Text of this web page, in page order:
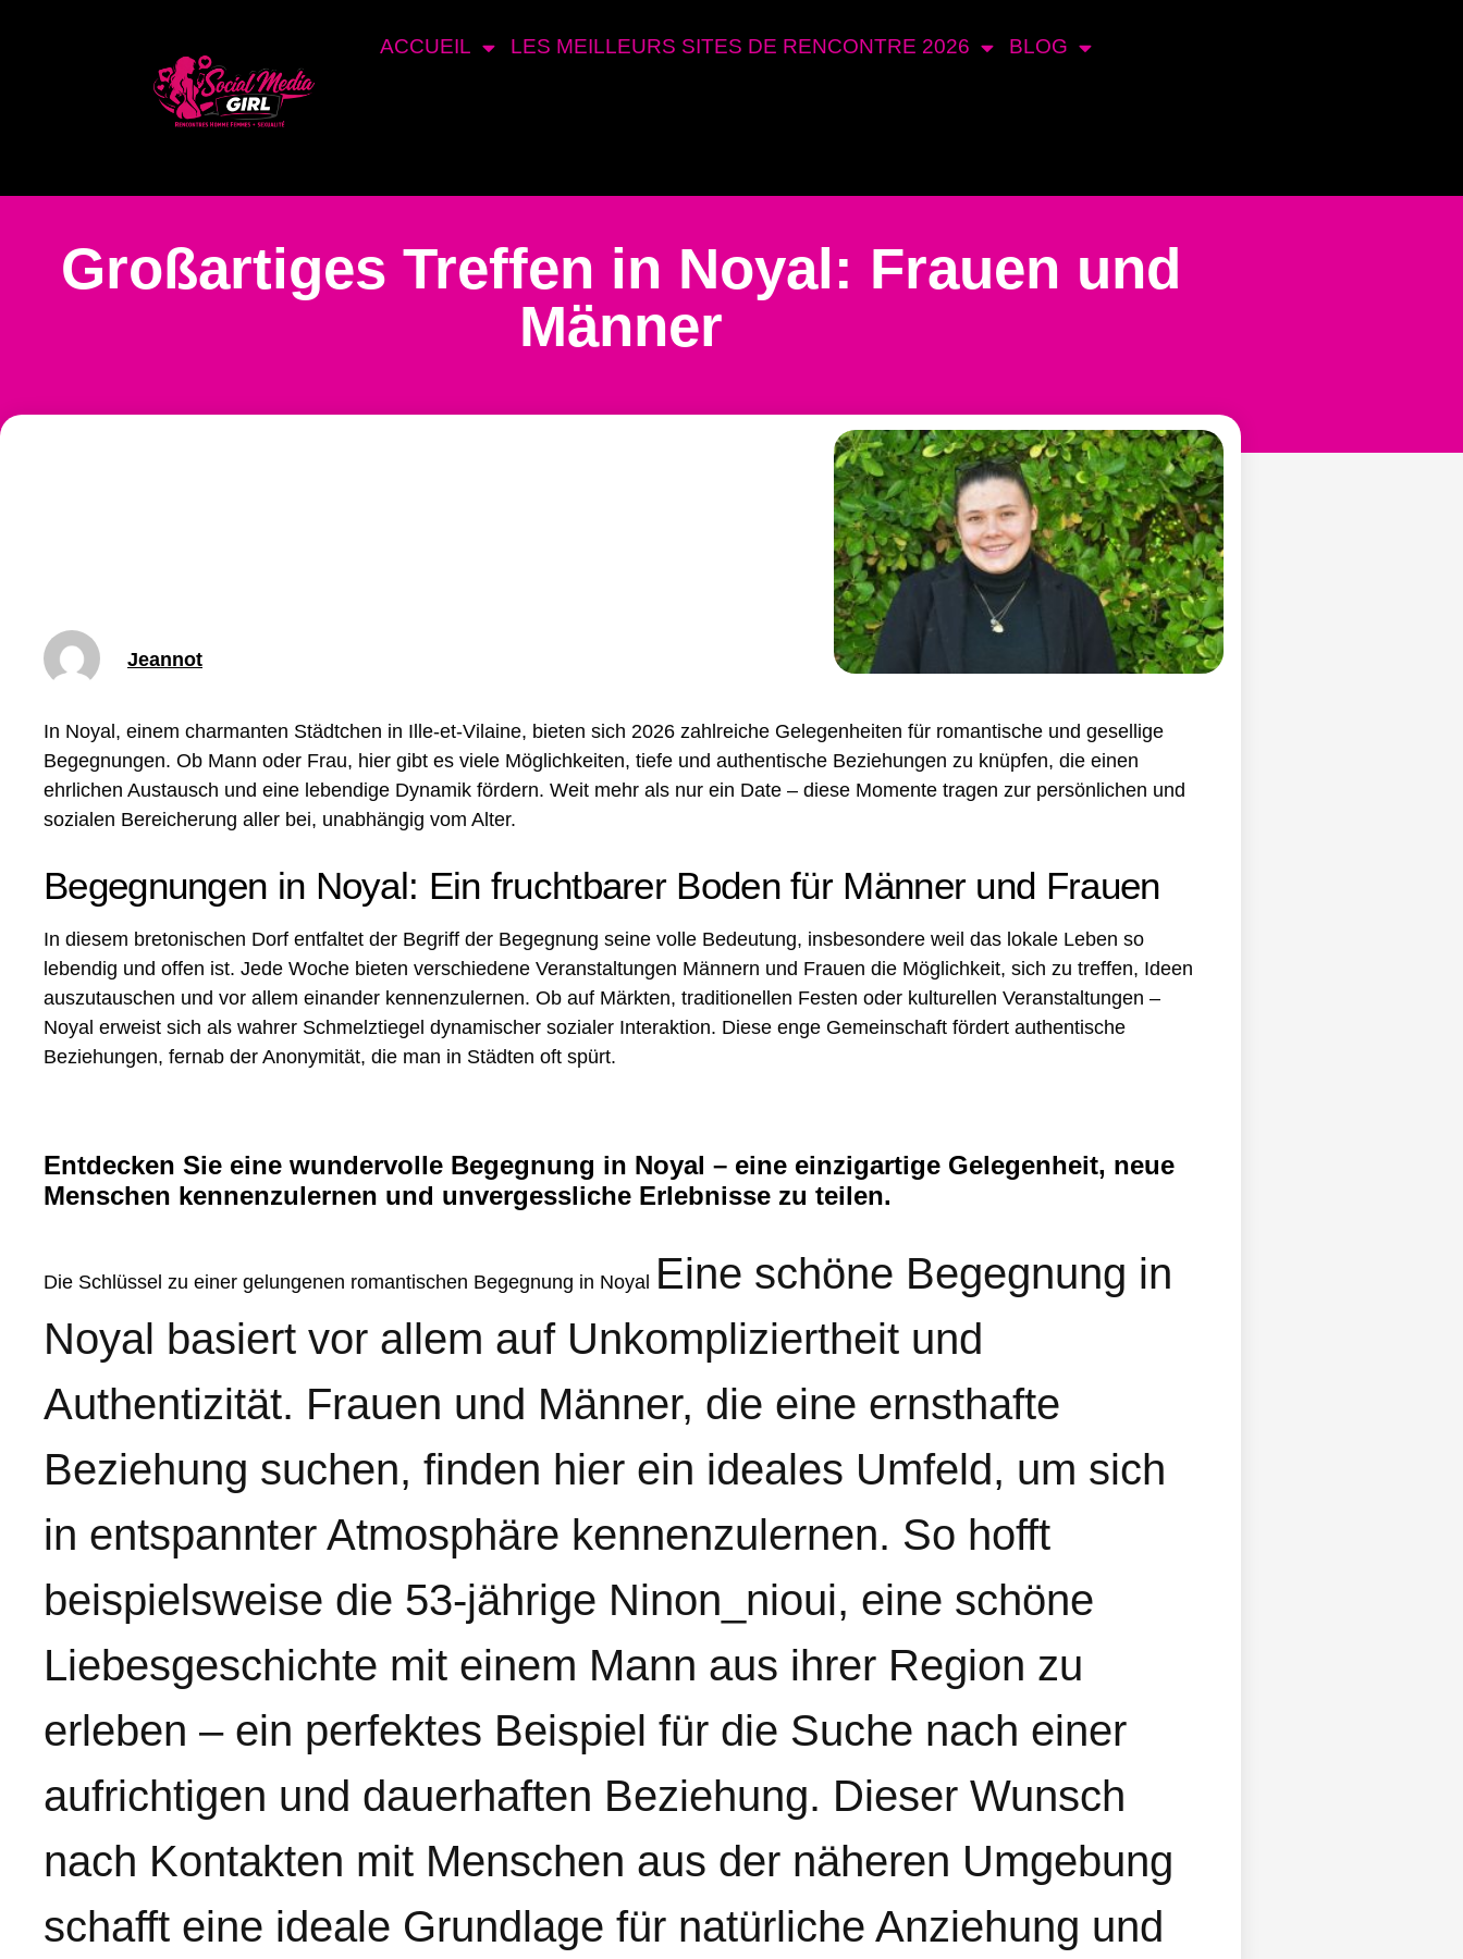
ACCUEIL LES MEILLEURS SITES DE RENCONTRE 2026 BLOG
Großartiges Treffen in Noyal: Frauen und
Männer
Jeannot
In Noyal, einem charmanten Städtchen in Ille-et-Vilaine, bieten sich 2026 zahlreiche Gelegenheiten für romantische und gesellige
Begegnungen. Ob Mann oder Frau, hier gibt es viele Möglichkeiten, tiefe und authentische Beziehungen zu knüpfen, die einen
ehrlichen Austausch und eine lebendige Dynamik fördern. Weit mehr als nur ein Date – diese Momente tragen zur persönlichen und
sozialen Bereicherung aller bei, unabhängig vom Alter.
Begegnungen in Noyal: Ein fruchtbarer Boden für Männer und Frauen
In diesem bretonischen Dorf entfaltet der Begriff der Begegnung seine volle Bedeutung, insbesondere weil das lokale Leben so
lebendig und offen ist. Jede Woche bieten verschiedene Veranstaltungen Männern und Frauen die Möglichkeit, sich zu treffen, Ideen
auszutauschen und vor allem einander kennenzulernen. Ob auf Märkten, traditionellen Festen oder kulturellen Veranstaltungen –
Noyal erweist sich als wahrer Schmelztiegel dynamischer sozialer Interaktion. Diese enge Gemeinschaft fördert authentische
Beziehungen, fernab der Anonymität, die man in Städten oft spürt.
Entdecken Sie eine wundervolle Begegnung in Noyal – eine einzigartige Gelegenheit, neue
Menschen kennenzulernen und unvergessliche Erlebnisse zu teilen.
Die Schlüssel zu einer gelungenen romantischen Begegnung in Noyal Eine schöne Begegnung in
Noyal basiert vor allem auf Unkompliziertheit und
Authentizität. Frauen und Männer, die eine ernsthafte
Beziehung suchen, finden hier ein ideales Umfeld, um sich
in entspannter Atmosphäre kennenzulernen. So hofft
beispielsweise die 53-jährige Ninon_nioui, eine schöne
Liebesgeschichte mit einem Mann aus ihrer Region zu
erleben – ein perfektes Beispiel für die Suche nach einer
aufrichtigen und dauerhaften Beziehung. Dieser Wunsch
nach Kontakten mit Menschen aus der näheren Umgebung
schafft eine ideale Grundlage für natürliche Anziehung und